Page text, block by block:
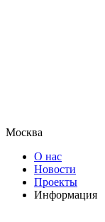
Москва
О нас
Новости
Проекты
Информация